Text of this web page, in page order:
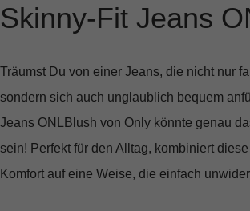
Skinny-Fit Jeans
Träumst Du von einer Jeans, die nicht nur
sondern sich auch unglaublich bequem
Jeans ONLBlush von Only könnte genau
sein! Perfekt für den Alltag, kombiniert
Komfort auf eine Weise, die einfach